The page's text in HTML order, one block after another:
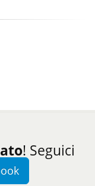
! Seguici